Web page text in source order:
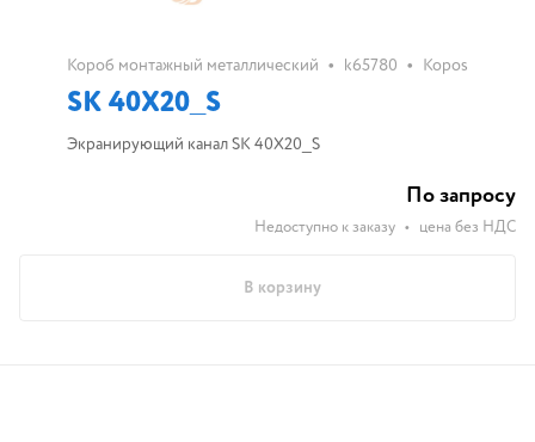
Короб монтажный металлический • k65780 • Kopos
SK 40X20_S
Экранирующий канал SK 40X20_S
По запросу
Недоступно к заказу • цена без НДС
В корзину